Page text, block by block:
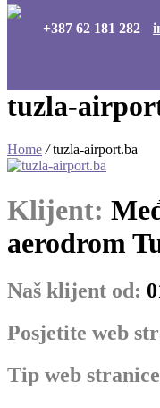
+387 62 181 282
tuzla-
Home / tuzla-airport.ba
Klijent:
aerodrom
Naš klijent od:
Posjetite web
Tip web